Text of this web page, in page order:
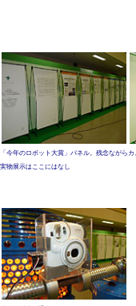
「今年のロボット大賞」パネル。残念ながら
実物展示はここにはなし
カ